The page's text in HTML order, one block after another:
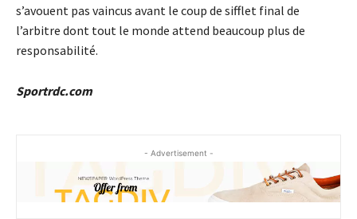
s’avouent pas vaincus avant le coup de sifflet final de
l’arbitre dont tout le monde attend beaucoup plus de
responsabilité.
Sportrdc.com
- Advertisement -